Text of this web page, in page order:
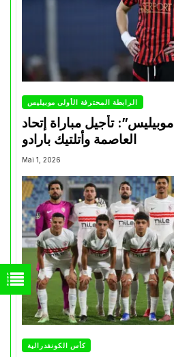
الرابطة المحترفة الأولى موبيليس
تأجيل مباراة إتحاد
العاصمة وأتلتيك بارادو
Mai 1, 2026
كأس الكونفدرالية